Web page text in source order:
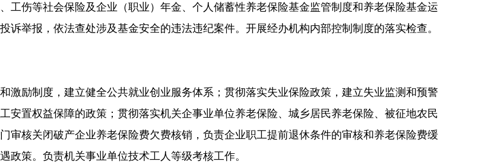
工伤等社会保险及企业（职业）年金、个人储蓄性养老保险基金监管制度和养老保险基金运
举报，依法查处涉及基金安全的违法违纪案件。开展经办机构内部控制制度的落实检查。
激励制度，建立健全公共就业创业服务体系；贯彻落实失业保险政策，建立失业监测和预警
安置权益保障的政策；贯彻落实机关企事业单位养老保险、城乡居民养老保险、被征地农民
审核关闭破产企业养老保险费欠费核销，负责企业职工提前退休条件的审核和养老保险费缓
政策。负责机关事业单位技术工人等级考核工作。